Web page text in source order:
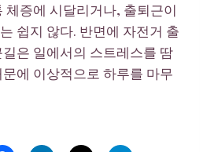
체증에 시달리거나, 출퇴근이
쉽지 않다. 반면에 자전거 출
은 일에서의 스트레스를 땀
에 이상적으로 하루를 마무